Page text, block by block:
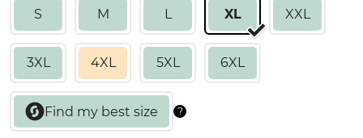
S M L XL XXL
3XL 4XL 5XL 6XL